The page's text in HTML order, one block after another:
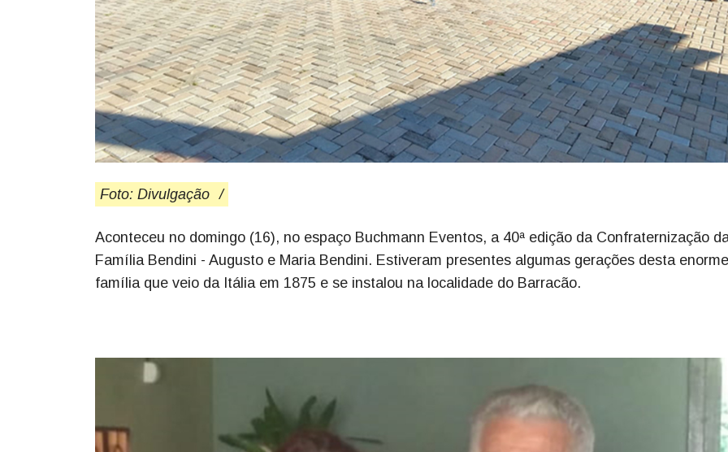
Foto: Divulgação /
Aconteceu no domingo (16), no espaço Buchmann Eventos, a 40ª edição da Confraternização
Família Bendini - Augusto e Maria Bendini. Estiveram presentes algumas gerações desta enorme
família que veio da Itália em 1875 e se instalou na localidade do Barracão.